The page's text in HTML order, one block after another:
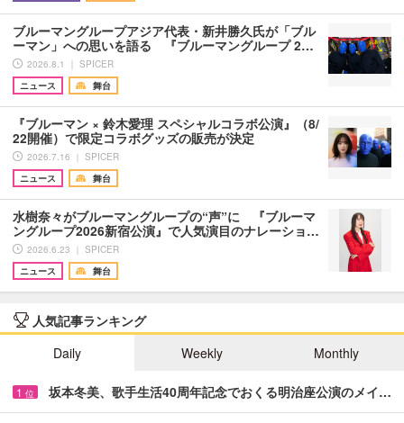
ブルーマングループアジア代表・新井勝久氏が「ブル
ーマン」への思いを語る 『ブルーマングループ 2…
2026.8.1 ｜ SPICER
ニュース
舞台
『ブルーマン × 鈴木愛理 スペシャルコラボ公演』（8/
22開催）で限定コラボグッズの販売が決定
2026.7.16 ｜ SPICER
ニュース
舞台
水樹奈々がブルーマングループの“声”に 『ブルーマ
ングループ2026新宿公演』で人気演目のナレーショ…
2026.6.23 ｜ SPICER
ニュース
舞台
人気記事ランキング
Daily
Weekly Monthly
1 位 坂本冬美、歌手生活40周年記念でおくる明治座公演のメイ…